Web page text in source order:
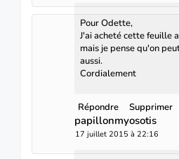
Pour Odette,
J'ai acheté cette feuille
mais je pense qu'on
aussi.
Cordialement
Répondre Supprimer
papillonmyosotis
17 juillet 2015 à 22:16